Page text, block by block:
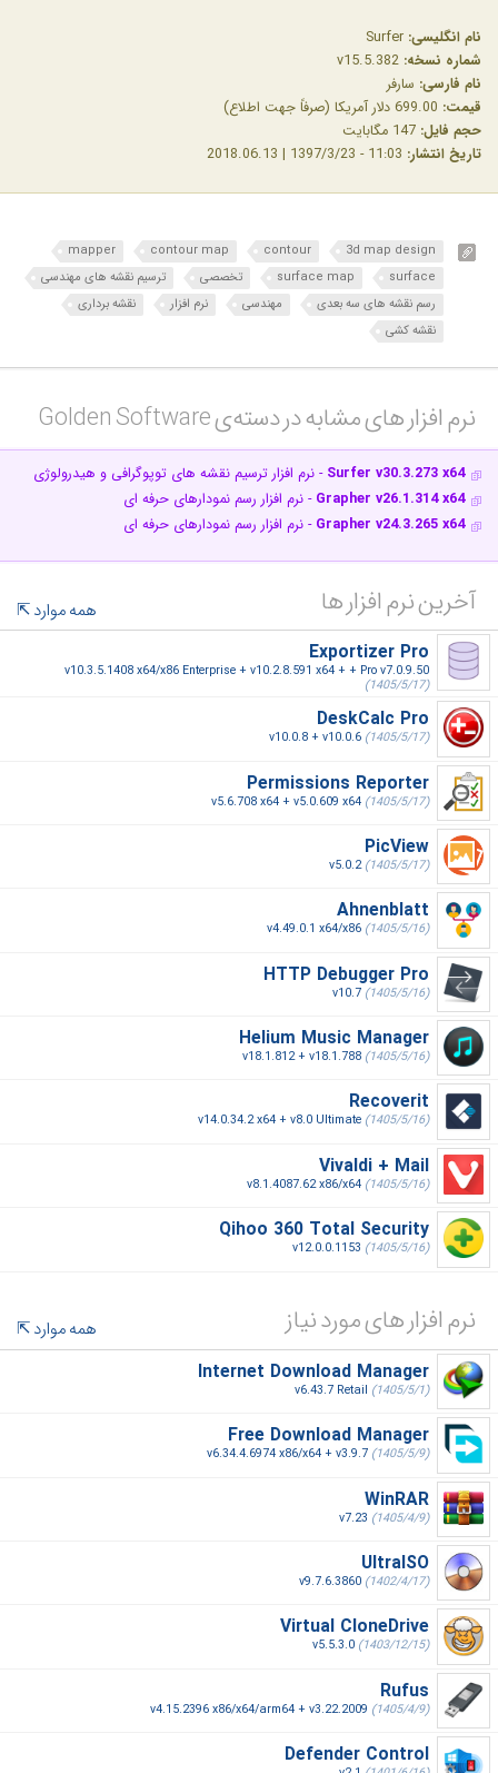
نام انگلیسی:
شماره نسخه:
نام فارسی: سارفر
قیمت:
حجم فایل:
تاریخ انتشار:
3d map design
contour
contour map
mapper
surface
surface map تخصصی
ترسیم نقشه های مهندسی
رسم نقشه های سه بعدی
مهندسی نرم افزار
نقشه برداری
نقشه کشی
نرم افزار های مشابه در دسته‌ی‌ Golden Software‎
Surfer v30.3.273 x64 - نرم افزار ترسیم نقشه های توپوگرافی و هیدرولوژی
Grapher v26.1.314 x64 - نرم افزار رسم نمودارهای حرفه ای
Grapher v24.3.265 x64 - نرم افزار رسم نمودارهای حرفه ای
آخرین نرم افزار ها
همه موارد
Exportizer Pro
v10.3.5.1408 x64/x86 Enterprise + v10.2.8.591 x64 + + Pro v7.0.9.50
(1405/5/17)
DeskCalc Pro
v10.0.8 + v10.0.6 (1405/5/17)
Permissions Reporter
v5.6.708 x64 + v5.0.609 x64 (1405/5/17)
PicView
v5.0.2(1405/5/17)
Ahnenblatt
v4.49.0.1 x64/x86 (1405/5/16)
HTTP Debugger Pro
v10.7 (1405/5/16)
Helium Music Manager
v18.1.812 + v18.1.788 (1405/5/16)
Recoverit
v14.0.34.2 x64 + v8.0 Ultimate (1405/5/16)
Vivaldi + Mail
v8.1.4087.62 x86/x64 (1405/5/16)
Qihoo 360 Total Security
v12.0.0.1153 (1405/5/16)
نرم افزار های مورد نیاز
همه موارد
Internet Download Manager
v6.43.7 Retail (1405/5/1)
Free Download Manager
v6.34.4.6974 x86/x64 + v3.9.7 (1405/5/9)
WinRAR
v7.23 (1405/4/9)
UltraISO
v9.7.6.3860 (1402/4/17)
Virtual CloneDrive
v5.5.3.0 (1403/12/15)
Rufus
v4.15.2396 x86/x64/arm64 + v3.22.2009 (1405/4/9)
Defender Control